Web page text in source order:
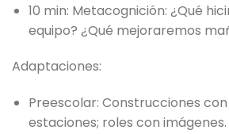
10 min: Metacognición: ¿Qué
equipo? ¿Qué mejoraremos
Adaptaciones:
Preescolar: Construcciones
estaciones; roles con imágenes.